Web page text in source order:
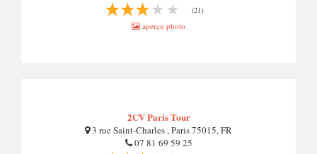
(21)
aperçu photo
2CV Paris Tour
3 rue Saint-Charles , Paris 75015, FR
07 81 69 59 25